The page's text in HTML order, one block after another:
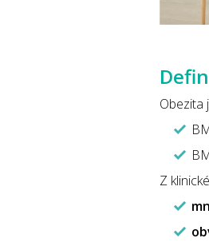
Obezita
Z